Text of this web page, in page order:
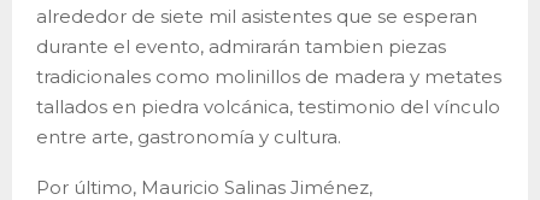
alrededor de siete mil asistentes que se esperan
durante el evento, admirarán tambien piezas
tradicionales como molinillos de madera y metates
tallados en piedra volcánica, testimonio del vínculo
entre arte, gastronomía y cultura.
Por último, Mauricio Salinas Jiménez,